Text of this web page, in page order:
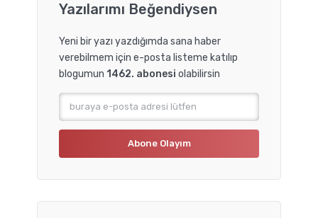
Yazılarımı Beğendiysen
Yeni bir yazı yazdığımda sana haber
verebilmem için e-posta listeme katılıp
blogumun 1462. abonesi olabilirsin